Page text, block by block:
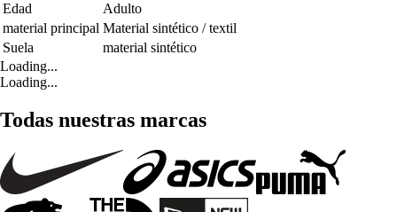
Edad
Adulto
material principal Material sintético / textil
Suela
material sintético
Loading...
Loading...
Todas nuestras marcas